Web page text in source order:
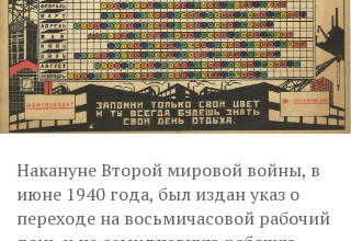
Накануне Второй мировой войны, в
июне 1940 года, был издан указ о
переходе на восьмичасовой рабочий